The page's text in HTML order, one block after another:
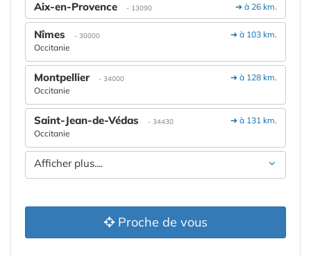
➔ à 26 km.
Aix-en-Provence - 13090
➔ à 103 km.
Nîmes - 30000
Occitanie
➔ à 128 km.
Montpellier - 34000
Occitanie
➔ à 131 km.
Saint-Jean-de-Védas - 34430
Occitanie
Afficher plus....
Proche de vous